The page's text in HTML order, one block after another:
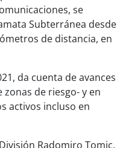
se
Subterránea desde
de distancia, en
da cuenta de avances
de riesgo- y en
activos incluso en
Radomiro Tomic,